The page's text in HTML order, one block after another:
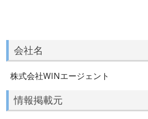
会社名
株式会社WINエージェント
情報掲載元